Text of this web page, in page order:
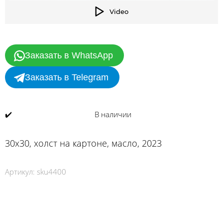
Video
Заказать в WhatsApp
Заказать в Telegram
✔️ В наличии
30х30, холст на картоне, масло, 2023
Артикул: sku4400